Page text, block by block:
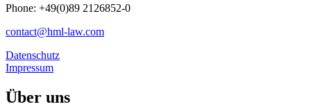
Phone: +49(0)89 2126852-0
contact@hml-law.com
Datenschutz
Impressum
Über uns